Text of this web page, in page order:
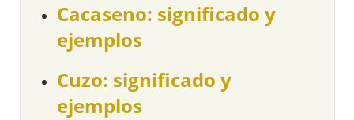
Cacaseno: significado y
ejemplos
Cuzo: significado y
ejemplos